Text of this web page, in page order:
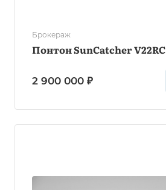
Брокераж
Понтон SunCatcher V22RC
2 900 000 ₽